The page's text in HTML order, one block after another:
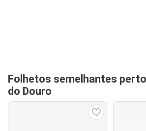
Folhetos semelhantes
do Douro